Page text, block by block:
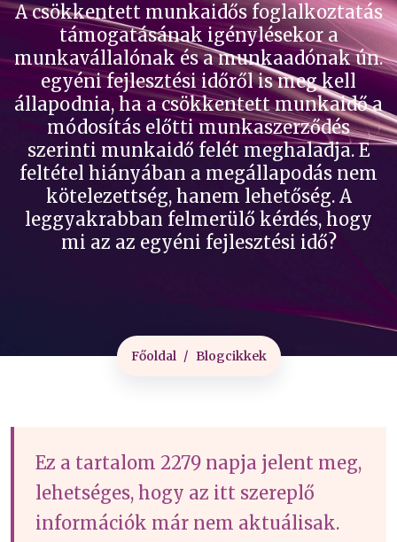
A csökkentett munkaidős foglalkoztatás
támogatásának igénylésekor a
munkavállalónak és a munkaadónak ún.
egyéni fejlesztési időről is meg kell
állapodnia, ha a csökkentett munkaidő a
módosítás előtti munkaszerződés
szerinti munkaidő felét meghaladja. E
feltétel hiányában a megállapodás nem
kötelezettség, hanem lehetőség. A
leggyakrabban felmerülő kérdés, hogy
mi az az egyéni fejlesztési idő?
Főoldal Blogcikkek
Ez a tartalom 2279 napja jelent meg,
lehetséges, hogy az itt szereplő
információk már nem aktuálisak.